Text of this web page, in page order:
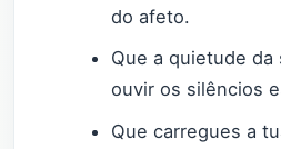
do afeto.
Que a quietude da
ouvir os silêncios
Que carregues a